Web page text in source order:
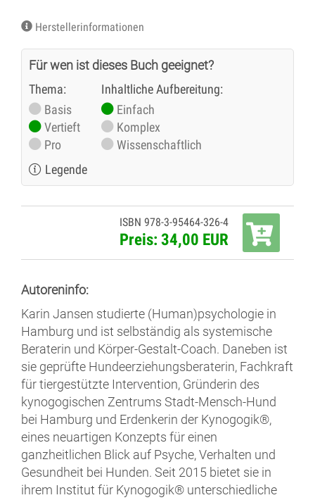
Herstellerinformationen
Für wen ist dieses Buch geeignet?
Thema:
Basis
Vertieft
Pro
Inhaltliche Aufbereitung:
Einfach
Komplex
Wissenschaftlich
Legende
ISBN 978-3-95464-326-4
Preis: 34,00 EUR
Autoreninfo:
Karin Jansen studierte (Human)psychologie in
Hamburg und ist selbständig als systemische
Beraterin und Körper-Gestalt-Coach. Daneben ist
sie geprüfte Hundeerziehungsberaterin, Fachkraft
für tiergestützte Intervention, Gründerin des
kynogogischen Zentrums Stadt-Mensch-Hund
bei Hamburg und Erdenkerin der Kynogogik®,
eines neuartigen Konzepts für einen
ganzheitlichen Blick auf Psyche, Verhalten und
Gesundheit bei Hunden. Seit 2015 bietet sie in
ihrem Institut für Kynogogik® unterschiedliche